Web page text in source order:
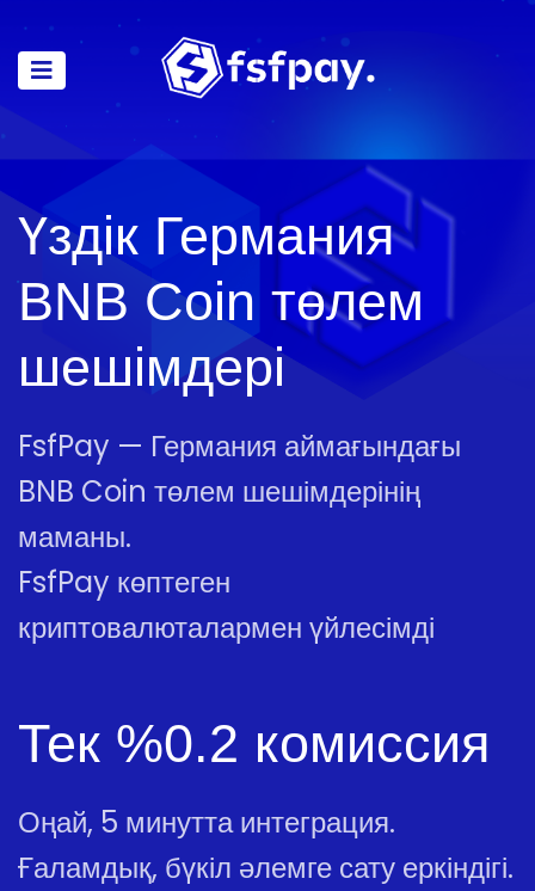
Үздік Германия
BNB Coin төлем
шешімдері
FsfPay — Германия аймағындағы
BNB Coin төлем шешімдерінің
маманы.
FsfPay көптеген
криптовалюталармен үйлесімді
Тек %0.2 комиссия
Оңай, 5 минутта интеграция.
Ғаламдық, бүкіл әлемге сату еркіндігі.